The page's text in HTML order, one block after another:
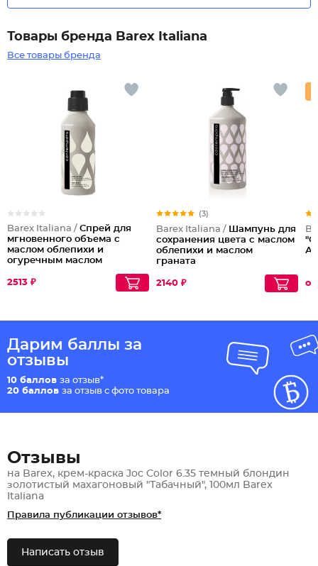
Товары бренда Barex Italiana
Все товары бренда
Barex Italiana / Спрей для
мгновенного объема с
маслом облепихи и
огуречным маслом
2513 ₽
(3)
Barex Italiana / Шампунь для
сохранения цвета с маслом
облепихи и маслом
граната
2140 ₽ от
Дарим баллы за
отзывы
10 баллов за отзыв*
20 баллов за отзыв с фото товара
Отзывы
на Barex, крем-краска Joc Color 6.35 темный блондин
золотистый махагоновый "Табачный", 100мл Barex
Italiana
Правила публикации отзывов*
Написать отзыв